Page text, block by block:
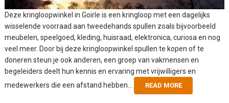
Deze kringloopwinkel in Goirle is een kringloop met een dagelijks
wisselende voorraad aan tweedehands spullen zoals bijvoorbeeld
meubelen, speelgoed, kleding, huisraad, elektronica, curiosa en nog
veel meer. Door bij deze kringloopwinkel spullen te kopen of te
doneren steun je ook anderen, een groep van vakmensen en
begeleiders deelt hun kennis en ervaring met vrijwilligers en
medewerkers die een afstand hebben...
READ MORE